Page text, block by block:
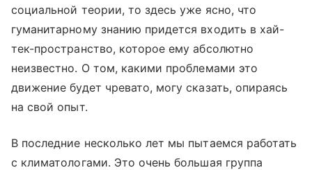
социальной теории, то здесь уже ясно, что
гуманитарному знанию придется входить в хай-
тек-пространство, которое ему абсолютно
неизвестно. О том, какими проблемами это
движение будет чревато, могу сказать, опираясь
на свой опыт.
В последние несколько лет мы пытаемся работать
с климатологами. Это очень большая группа